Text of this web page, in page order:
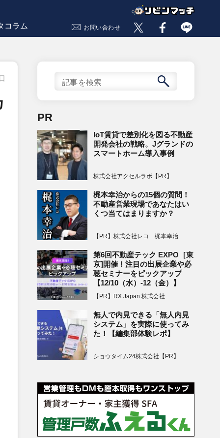
コラム お問い合わせ
PR
IoT賃貸で差別化を図る不動産
開発会社の戦略。Jグランドの
スマートホーム導入事例
株式会社アクセルラボ【PR】
梶本幸治からの15個の質問！
不動産営業現場であなたはい
くつ当てはまりますか？
【PR】株式会社レコ 梶本幸治
第6回不動産テック EXPO［東
京]開催！注目の出展企業や必
聴セミナーをピックアップ
【12/10（水）-12（金）】
【PR】RX Japan 株式会社
無人で内見できる「無人内見
システム」を実際に使ってみ
た！【編集部体験レポ】
ショウタイム24株式会社【PR】